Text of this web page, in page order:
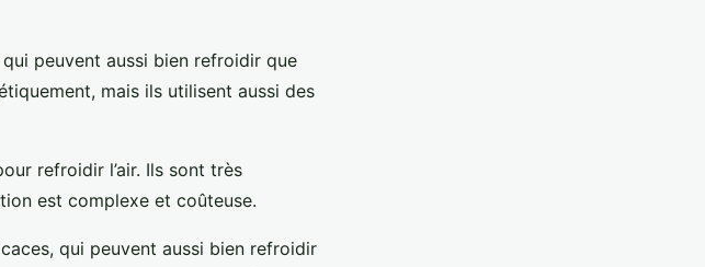
peuvent aussi bien refroidir que
mais ils utilisent aussi des
refroidir l’air. Ils sont très
est complexe et coûteuse.
qui peuvent aussi bien refroidir